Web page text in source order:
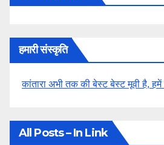
हमारी संस्कृति
कांतारा अभी तक की बेस्ट बेस्ट मूवी है, हमें
All Posts – In Link